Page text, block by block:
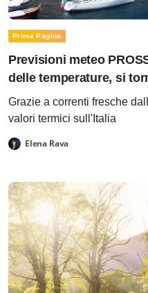
Prima Pagina
Previsioni meteo
delle temperature, si
Grazie a correnti fresche
valori termici sull'Italia
Elena Rava